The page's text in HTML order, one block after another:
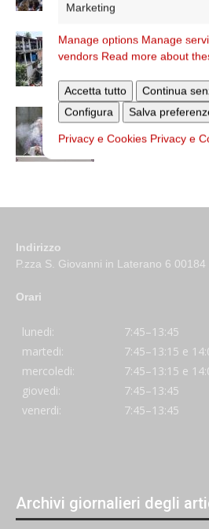
Marketing
Manage options Manage
vendors Read more about
Accetta tutto
Continua
Configura
Salva
Privacy e Cookies Privacy e
Colletta per il
cardinale Reina
La Messa in
Indirizzo
P.zza S. Giovanni in Laterano 6 00184
Orari
lunedi:
7:45–13:45
martedi:
7:45–13:15 e
mercoledi:
7:45–13:15 e
giovedi:
7:45–13:45
venerdi:
7:45–13:45
Archivi giornalieri degli